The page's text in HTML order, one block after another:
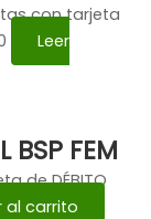
con tarjeta
Leer
BSP FEM
de DÉBITO
al carrito